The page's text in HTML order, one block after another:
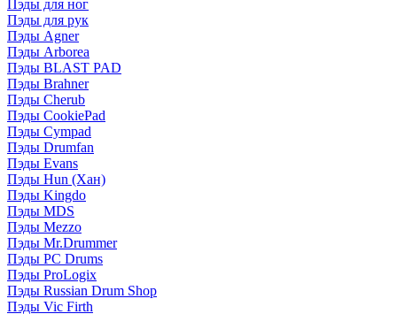
Пэды для ног
Пэды для рук
Пэды Agner
Пэды Arborea
Пэды BLAST PAD
Пэды Brahner
Пэды Cherub
Пэды CookiePad
Пэды Cympad
Пэды Drumfan
Пэды Evans
Пэды Hun (Хан)
Пэды Kingdo
Пэды MDS
Пэды Mezzo
Пэды Mr.Drummer
Пэды PC Drums
Пэды ProLogix
Пэды Russian Drum Shop
Пэды Vic Firth